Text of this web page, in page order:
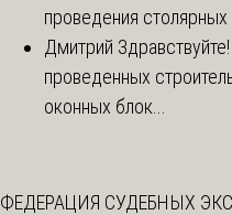
проведения
Дмитрий
проведенных
оконных блок...
ФЕДЕРАЦИЯ СУДЕБНЫХ